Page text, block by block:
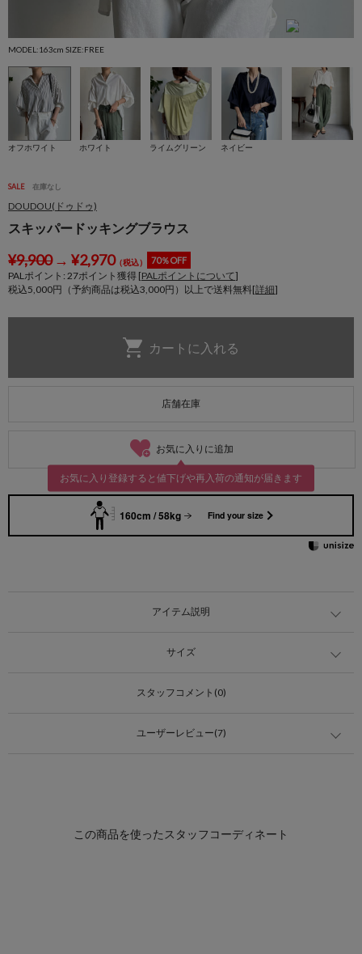
MODEL:163cm SIZE:FREE
オフホワイト ホワイト ライムグリーン ネイビー
SALE 在庫なし
DOUDOU(ドゥドゥ)
スキッパードッキングブラウス
¥9,900→ ¥2,970（税込） 70％OFF
PALポイント: 27ポイント獲得 [PALポイントについて]
税込5,000円（予約商品は税込3,000円）以上で送料無料[詳細]
店舗在庫
お気に入りに追加
お気に入り登録すると値下げや再入荷の通知が届きます
160cm / 58kg Find your size
アイテム説明
サイズ
スタッフコメント(0)
ユーザーレビュー(7)